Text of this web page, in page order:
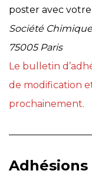
poster avec
Société
75005 Paris
Le bulletin
de modification
prochainement.